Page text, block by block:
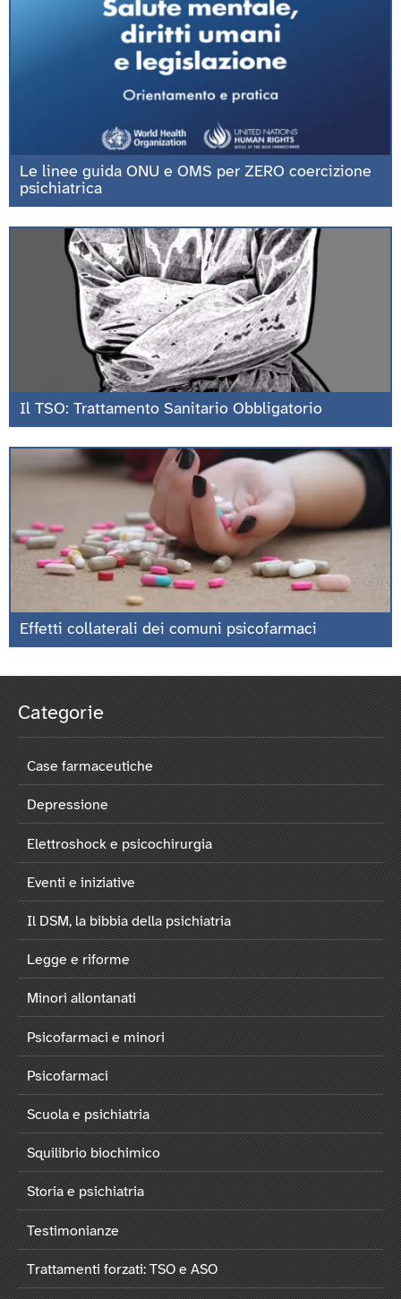
Le linee guida ONU e OMS per ZERO coercizione
psichiatrica
Il TSO: Trattamento Sanitario Obbligatorio
Effetti collaterali dei comuni psicofarmaci
Categorie
Case farmaceutiche
Depressione
Elettroshock e psicochirurgia
Eventi e iniziative
Il DSM, la bibbia della psichiatria
Legge e riforme
Minori allontanati
Psicofarmaci e minori
Psicofarmaci
Scuola e psichiatria
Squilibrio biochimico
Storia e psichiatria
Testimonianze
Trattamenti forzati: TSO e ASO